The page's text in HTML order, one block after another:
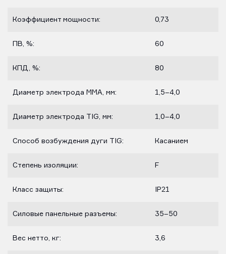
Коэффициент мощности: 0,73
ПВ, %: 60
КПД, %: 80
Диаметр электрода MMA, мм: 1,5–4,0
Диаметр электрода TIG, мм: 1,0–4,0
Способ возбуждения дуги TIG: Касанием
Степень изоляции: F
Класс защиты: IP21
Силовые панельные разъемы: 35–50
Вес нетто, кг: 3,6